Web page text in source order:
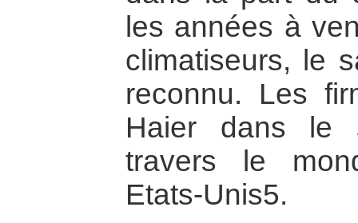
les années à
climatiseurs, le
reconnu. Les
Haier dans le
travers le
Etats-Unis5.